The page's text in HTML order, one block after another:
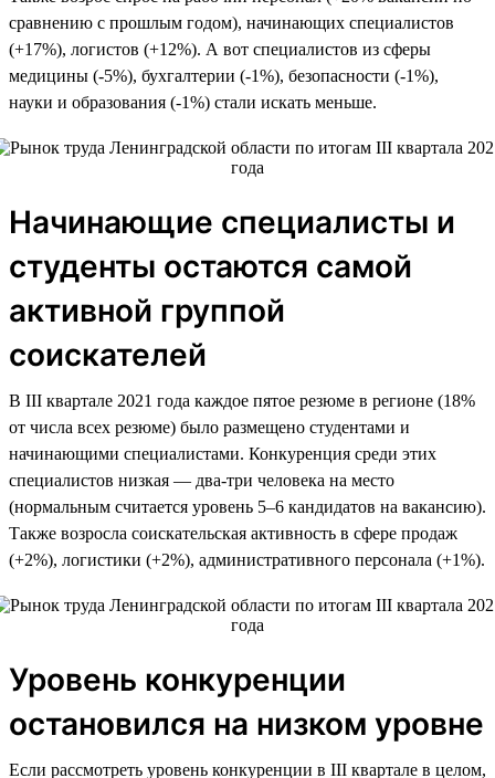
сравнению с прошлым годом), начинающих специалистов
(+17%), логистов (+12%). А вот специалистов из сферы
медицины (-5%), бухгалтерии (-1%), безопасности (-1%),
науки и образования (-1%) стали искать меньше.
Начинающие специалисты и
студенты остаются самой
активной группой
соискателей
В III квартале 2021 года каждое пятое резюме в регионе (18%
от числа всех резюме) было размещено студентами и
начинающими специалистами. Конкуренция среди этих
специалистов низкая — два-три человека на место
(нормальным считается уровень 5–6 кандидатов на вакансию).
Также возросла соискательская активность в сфере продаж
(+2%), логистики (+2%), административного персонала (+1%).
Уровень конкуренции
остановился на низком уровне
Если рассмотреть уровень конкуренции в III квартале в целом,